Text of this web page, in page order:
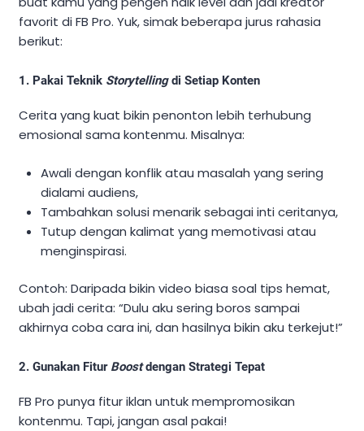
favorit di FB Pro. Yuk, simak beberapa jurus rahasia
berikut:
1. Pakai Teknik Storytellingdi Setiap Konten
Cerita yang kuat bikin penonton lebih terhubung
emosional sama kontenmu. Misalnya:
Awali dengan konflik atau masalah yang sering
dialami audiens,
Tambahkan solusi menarik sebagai inti ceritanya,
Tutup dengan kalimat yang memotivasi atau
menginspirasi.
Contoh: Daripada bikin video biasa soal tips hemat,
ubah jadi cerita: “Dulu aku sering boros sampai
akhirnya coba cara ini, dan hasilnya bikin aku terkejut!”
2. Gunakan Fitur Boostdengan Strategi Tepat
FB Pro punya fitur iklan untuk mempromosikan
kontenmu. Tapi, jangan asal pakai!